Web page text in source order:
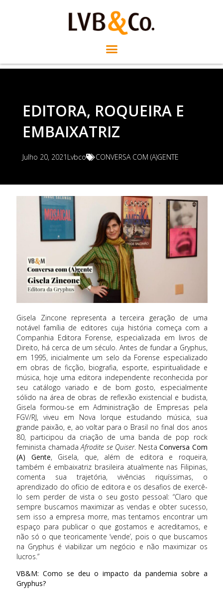
EDITORA, ROQUEIRA E
EMBAIXATRIZ
Julho 20, 2021 Lvbco CONVERSA COM (A)GENTE
Gisela Zincone representa a terceira geração de uma
notável família de editores cuja história começa com a
Companhia Editora Forense, especializada em livros de
Direito, há cerca de um século. Antes de fundar a Gryphus,
em 1995, inicialmente um selo da Forense especializado
em obras de ficção, biografia, esporte, espiritualidade e
música, hoje uma editora independente reconhecida por
seu catálogo variado e de bom gosto, especialmente
sólido na área de obras de reflexão existencial e budista,
Gisela formou-se em Administração de Empresas pela
FGV/RJ, viveu em Nova Iorque estudando música, sua
grande paixão, e, ao voltar para o Brasil no final dos anos
80, participou da criação de uma banda de pop rock
feminista chamadaAfrodite se Quiser. NestaConversa Com
(A) Gente, Gisela, que, além de editora e roqueira,
também é embaixatriz brasileira atualmente nas Filipinas,
comenta sua trajetória, vivências riquíssimas, o
aprendizado do ofício de editora e os desafios de exercê-
lo sem perder de vista o seu gosto pessoal: “Claro que
sempre buscamos maximizar as vendas e obter sucesso,
sem isso a empresa morre, mas tentamos encontrar um
espaço para publicar o que gostamos e acreditamos, e
não só o que teoricamente ‘vende’, pois o que buscamos
na Gryphus é viabilizar um negócio e não maximizar os
lucros.”
VB&M: Como se deu o impacto da pandemia sobre a
Gryphus?